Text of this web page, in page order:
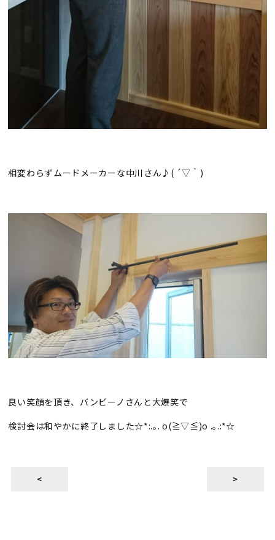
相変わらずムードメーカーな中川さん♪( ´▽｀)
良い笑顔を頂き、バンビーノさんと大爆笑で
検討会は和やかに終了しました☆*:.｡. o(≧▽≦)o .｡.:*☆
< >